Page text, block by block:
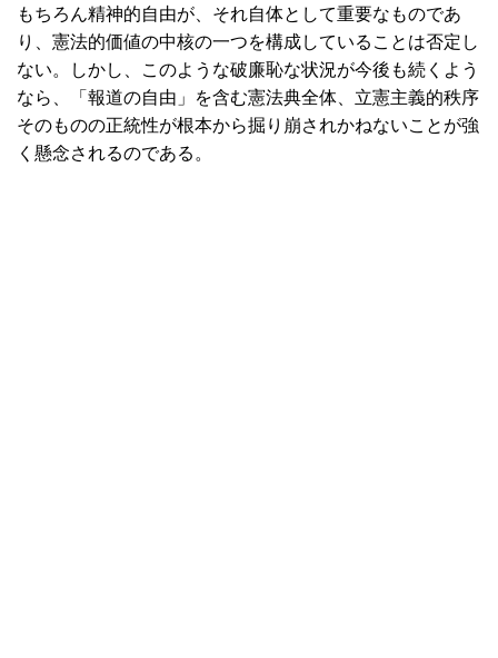
もちろん精神的自由が、それ自体として重要なものであ
り、憲法的価値の中核の一つを構成していることは否定し
ない。しかし、このような破廉恥な状況が今後も続くよう
なら、「報道の自由」を含む憲法典全体、立憲主義的秩序
そのものの正統性が根本から掘り崩されかねないことが強
く懸念されるのである。